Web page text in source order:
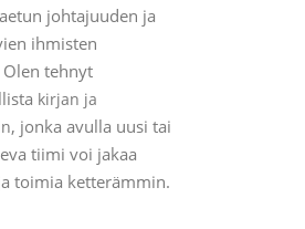
johtajuuden ja
ihmisten
tehnyt
kirjan ja
, jonka avulla uusi tai
tiimi voi jakaa
toimia ketterämmin.